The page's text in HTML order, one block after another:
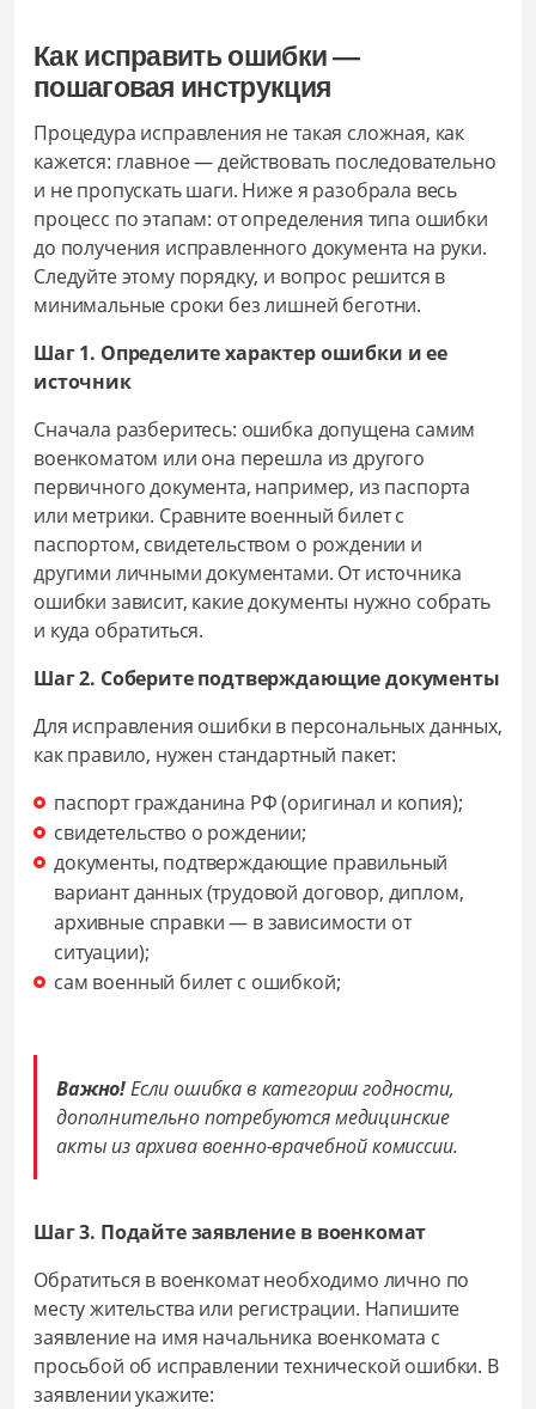
Как исправить ошибки —
пошаговая инструкция
Процедура исправления не такая сложная, как
кажется: главное — действовать последовательно
и не пропускать шаги. Ниже я разобрала весь
процесс по этапам: от определения типа ошибки
до получения исправленного документа на руки.
Следуйте этому порядку, и вопрос решится в
минимальные сроки без лишней беготни.
Шаг 1. Определите характер ошибки и ее
источник
Сначала разберитесь: ошибка допущена самим
военкоматом или она перешла из другого
первичного документа, например, из паспорта
или метрики. Сравните военный билет с
паспортом, свидетельством о рождении и
другими личными документами. От источника
ошибки зависит, какие документы нужно собрать
и куда обратиться.
Шаг 2. Соберите подтверждающие документы
Для исправления ошибки в персональных данных,
как правило, нужен стандартный пакет:
паспорт гражданина РФ (оригинал и копия);
свидетельство о рождении;
документы, подтверждающие правильный
вариант данных (трудовой договор, диплом,
архивные справки — в зависимости от
ситуации);
сам военный билет с ошибкой;
Важно!Если ошибка в категории годности,
дополнительно потребуются медицинские
акты из архива военно-врачебной комиссии.
Шаг 3. Подайте заявление в военкомат
Обратиться в военкомат необходимо лично по
месту жительства или регистрации. Напишите
заявление на имя начальника военкомата с
просьбой об исправлении технической ошибки. В
заявлении укажите: